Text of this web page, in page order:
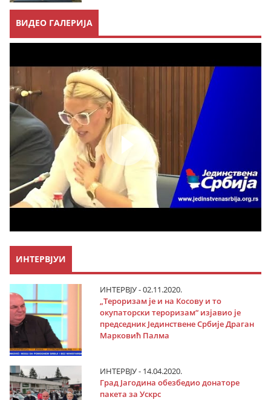
ВИДЕО ГАЛЕРИЈА
ИНТЕРВЈУИ
ИНТЕРВЈУ - 02.11.2020.
„Тероризам је и на Косову и то
окупаторски тероризам“ изјавио је
председник Јединствене Србије Драган
Марковић Палма
ИНТЕРВЈУ - 14.04.2020.
Град Јагодина обезбедио донаторе
пакета за Ускрс